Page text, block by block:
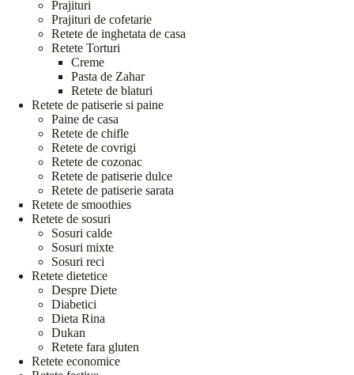
Prajituri
Prajituri de cofetarie
Retete de inghetata de casa
Retete Torturi
Creme
Pasta de Zahar
Retete de blaturi
Retete de patiserie si paine
Paine de casa
Retete de chifle
Retete de covrigi
Retete de cozonac
Retete de patiserie dulce
Retete de patiserie sarata
Retete de smoothies
Retete de sosuri
Sosuri calde
Sosuri mixte
Sosuri reci
Retete dietetice
Despre Diete
Diabetici
Dieta Rina
Dukan
Retete fara gluten
Retete economice